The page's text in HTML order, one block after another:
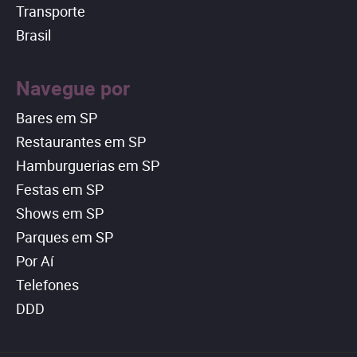
Transporte
Brasil
Navegue por
Bares em SP
Restaurantes em SP
Hamburguerias em SP
Festas em SP
Shows em SP
Parques em SP
Por Aí
Telefones
DDD